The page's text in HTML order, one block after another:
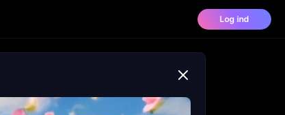
Log ind